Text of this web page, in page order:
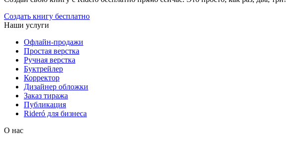
Создать книгу бесплатно
Наши услуги
Офлайн-продажи
Простая верстка
Ручная верстка
Буктрейлер
Корректор
Дизайнер обложки
Заказ тиража
Публикация
Rideró для бизнеса
О нас